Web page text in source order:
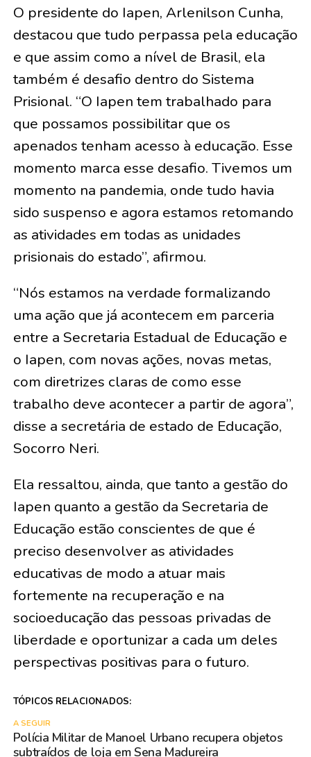
O presidente do Iapen, Arlenilson Cunha,
destacou que tudo perpassa pela educação
e que assim como a nível de Brasil, ela
também é desafio dentro do Sistema
Prisional. “O Iapen tem trabalhado para
que possamos possibilitar que os
apenados tenham acesso à educação. Esse
momento marca esse desafio. Tivemos um
momento na pandemia, onde tudo havia
sido suspenso e agora estamos retomando
as atividades em todas as unidades
prisionais do estado”, afirmou.
“Nós estamos na verdade formalizando
uma ação que já acontecem em parceria
entre a Secretaria Estadual de Educação e
o Iapen, com novas ações, novas metas,
com diretrizes claras de como esse
trabalho deve acontecer a partir de agora”,
disse a secretária de estado de Educação,
Socorro Neri.
Ela ressaltou, ainda, que tanto a gestão do
Iapen quanto a gestão da Secretaria de
Educação estão conscientes de que é
preciso desenvolver as atividades
educativas de modo a atuar mais
fortemente na recuperação e na
socioeducação das pessoas privadas de
liberdade e oportunizar a cada um deles
perspectivas positivas para o futuro.
TÓPICOS RELACIONADOS:
A SEGUIR
Polícia Militar de Manoel Urbano recupera objetos
subtraídos de loja em Sena Madureira